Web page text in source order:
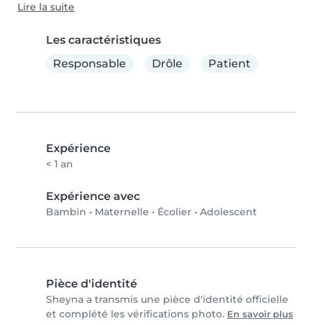
Lire la suite
Les caractéristiques
Responsable
Drôle Patient
Expérience
< 1 an
Expérience avec
Bambin • Maternelle • Écolier • Adolescent
Pièce d'identité
Sheyna a transmis une pièce d'identité officielle
et complété les vérifications photo. En savoir plus